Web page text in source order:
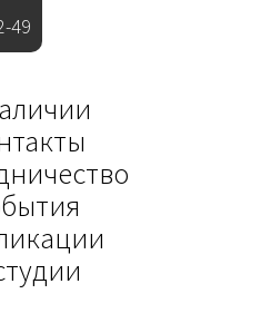
49